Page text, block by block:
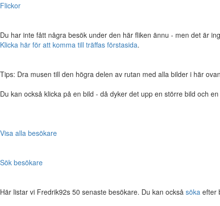
Flickor
Du har inte fått några besök under den här fliken ännu - men det är
Klicka här för att komma till träffas förstasida.
Tips: Dra musen till den högra delen av rutan med alla bilder i här
Du kan också klicka på en bild - då dyker det upp en större bild och
Visa alla besökare
Sök besökare
Här listar vi Fredrik92s 50 senaste besökare. Du kan också söka efter